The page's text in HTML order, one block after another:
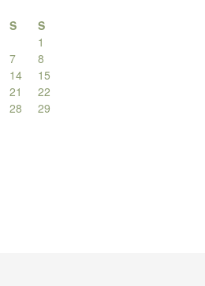
S
S
1
7
8
14
15
21
22
28
29